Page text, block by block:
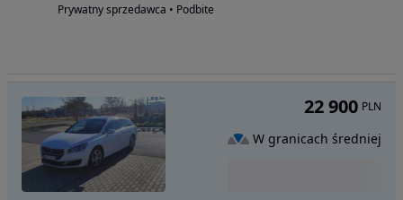
Prywatny sprzedawca • Podbite
22 900 PLN
W granicach średniej